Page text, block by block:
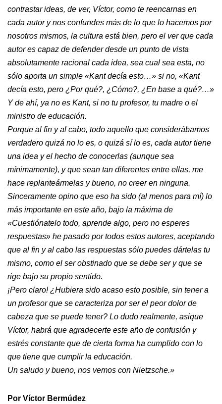
contrastar ideas, de ver, Víctor, como te reencarnas en
cada autor y nos confundes más de lo que lo hacemos por
nosotros mismos, la cultura está bien, pero el ver que cada
autor es capaz de defender desde un punto de vista
absolutamente racional cada idea, sea cual sea esta, no
sólo aporta un simple «Kant decía esto…» si no, «Kant
decía esto, pero ¿Por qué?, ¿Cómo?, ¿En base a qué?…»
Y de ahí, ya no es Kant, si no tu profesor, tu madre o el
ministro de educación.
Porque al fin y al cabo, todo aquello que considerábamos
verdadero quizá no lo es, o quizá sí lo es, cada autor tiene
una idea y el hecho de conocerlas (aunque sea
mínimamente), y que sean tan diferentes entre ellas, me
hace replanteármelas y bueno, no creer en ninguna.
Sinceramente opino que eso ha sido (al menos para mí) lo
más importante en este año, bajo la máxima de
«Cuestiónatelo todo, aprende algo, pero no esperes
respuestas» he pasado por todos estos autores, aceptando
que al fin y al cabo las respuestas sólo puedes dártelas tu
mismo, como el ser obstinado que se debe ser y que se
rige bajo su propio sentido.
¡Pero claro! ¿Hubiera sido acaso esto posible, sin tener a
un profesor que se caracteriza por ser el peor dolor de
cabeza que se puede tener? Lo dudo realmente, asique
Víctor, habrá que agradecerte este año de confusión y
estrés constante que de cierta forma ha cumplido con lo
que tiene que cumplir la educación.
Un saludo y bueno, nos vemos con Nietzsche.»
Por Víctor Bermúdez